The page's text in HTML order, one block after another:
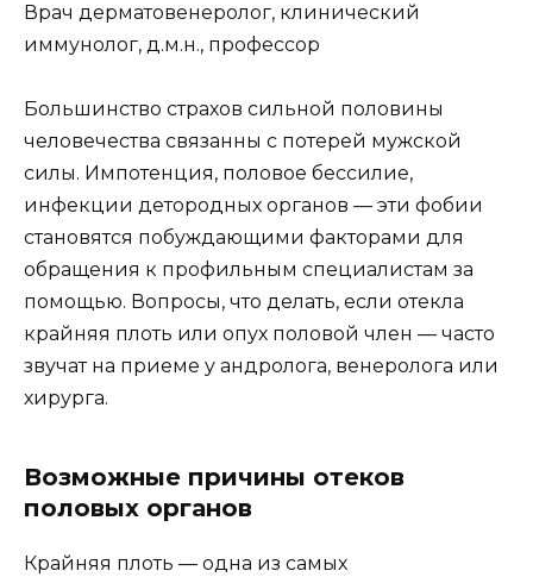
Врач дерматовенеролог, клинический
иммунолог, д.м.н., профессор
Большинство страхов сильной половины
человечества связанны с потерей мужской
силы. Импотенция, половое бессилие,
инфекции детородных органов — эти фобии
становятся побуждающими факторами для
обращения к профильным специалистам за
помощью. Вопросы, что делать, если отекла
крайняя плоть или опух половой член — часто
звучат на приеме у андролога, венеролога или
хирурга.
Возможные причины отеков
половых органов
Крайняя плоть — одна из самых